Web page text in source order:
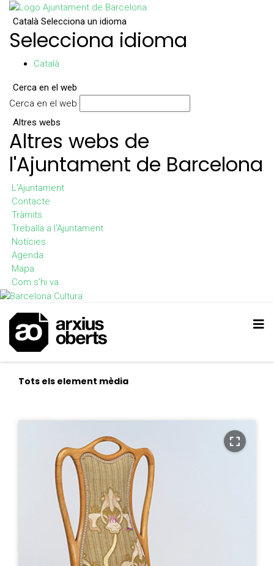
Català Selecciona un idioma
Selecciona idioma
Català
Cerca en el web
Cerca en el web
Altres webs
Altres webs de
l'Ajuntament de Barcelona
L'Ajuntament
Contacte
Tràmits
Treballa a l'Ajuntament
Notícies
Agenda
Mapa
Com s'hi va
Tots els element mèdia